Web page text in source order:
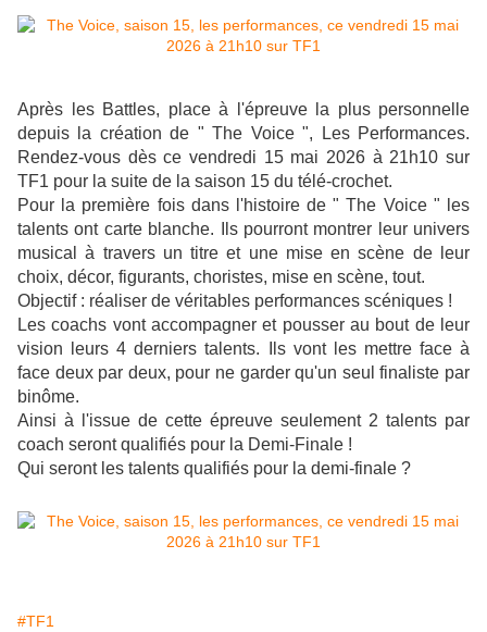
Après les Battles, place à l'épreuve la plus personnelle
depuis la création de " The Voice ", Les Performances.
Rendez-vous dès ce vendredi 15 mai 2026 à 21h10 sur
TF1 pour la suite de la saison 15 du télé-crochet.
Pour la première fois dans l'histoire de " The Voice " les
talents ont carte blanche. Ils pourront montrer leur univers
musical à travers un titre et une mise en scène de leur
choix, décor, figurants, choristes, mise en scène, tout.
Objectif : réaliser de véritables performances scéniques !
Les coachs vont accompagner et pousser au bout de leur
vision leurs 4 derniers talents. Ils vont les mettre face à
face deux par deux, pour ne garder qu'un seul finaliste par
binôme.
Ainsi à l'issue de cette épreuve seulement 2 talents par
coach seront qualifiés pour la Demi-Finale !
Qui seront les talents qualifiés pour la demi-finale ?
#TF1